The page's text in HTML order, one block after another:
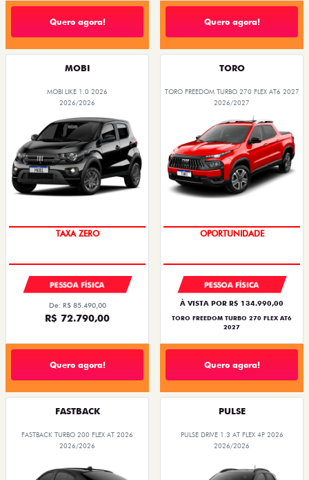
Quero agora! Quero agora!
MOBI
MOBI LIKE 1.0 2026
2026/2026
TAXA ZERO
PESSOA FÍSICA
De: R$ 85.490,00
R$ 72.790,00
Quero agora!
TORO
TORO FREEDOM TURBO 270 FLEX AT6 2027
2026/2027
OPORTUNIDADE
PESSOA FÍSICA
À VISTA POR R$ 134.990,00
TORO FREEDOM TURBO 270 FLEX AT6
2027
Quero agora!
FASTBACK
FASTBACK TURBO 200 FLEX AT 2026
2026/2026
PULSE
PULSE DRIVE 1.3 AT FLEX 4P 2026
2026/2026